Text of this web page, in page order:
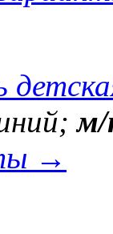
м/
→